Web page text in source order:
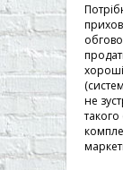
не
такого